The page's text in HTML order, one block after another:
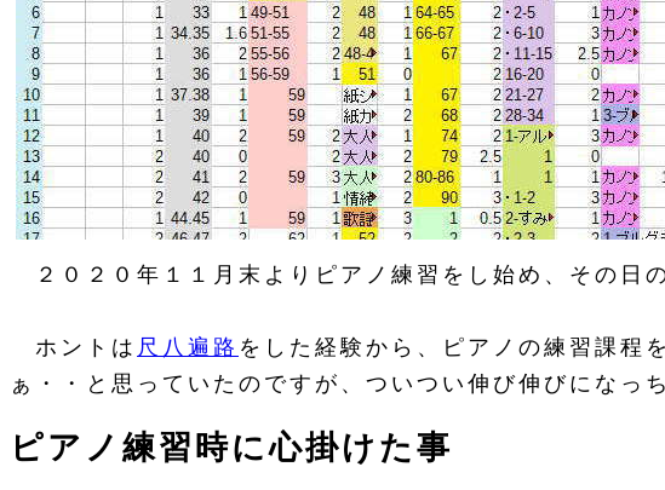
２０２０年１１月末よりピアノ練習をし始め、その日
ホントは 尺八遍路 をした経験から、ピアノの練習課程
ぁ・・と思っていたのですが、ついつい伸び伸びになっ
ピアノ練習時に心掛けた事